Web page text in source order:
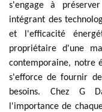
s'engage à
intégrant des
et l'efficacité
propriétaire d'une
contemporaine, notre
s'efforce de fournir
besoins. Chez G
l'importance de